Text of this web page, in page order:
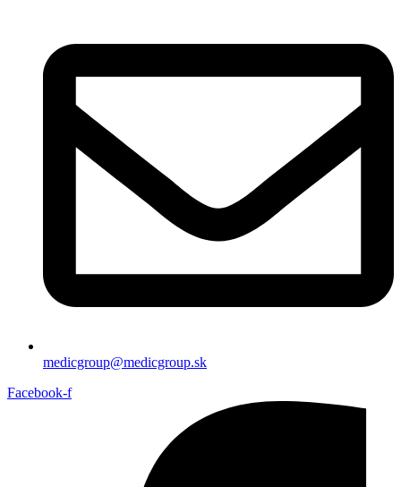
medicgroup@medicgroup.sk
Facebook-f